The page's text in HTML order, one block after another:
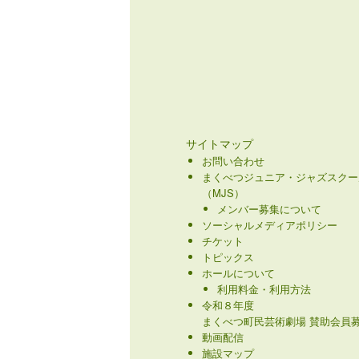
サイトマップ
お問い合わせ
まくべつジュニア・ジャズスク
（MJS）
メンバー募集について
ソーシャルメディアポリシー
チケット
トピックス
ホールについて
利用料金・利用方法
令和８年度
まくべつ町民芸術劇場 賛助会員
動画配信
施設マップ